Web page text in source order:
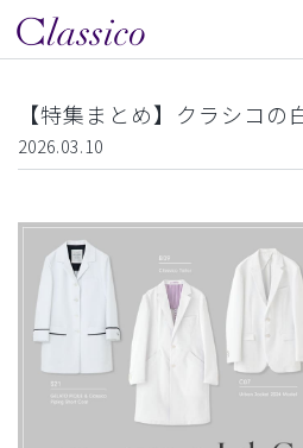
【特集まとめ】クラシコの
2026.03.10